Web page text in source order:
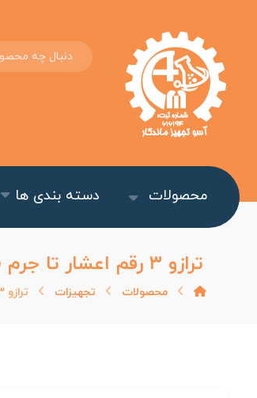
محصولات دسته بندی ها
ترازو ۳ رقم اعشار تا جرم ۳۰۰ گرم (DLS-۱۰۰-۵)
محصولات تجهیزات ترازو ۳ رقم اعشار تا جرم ۳۰۰ گرم (DLS-۱۰۰-۵)